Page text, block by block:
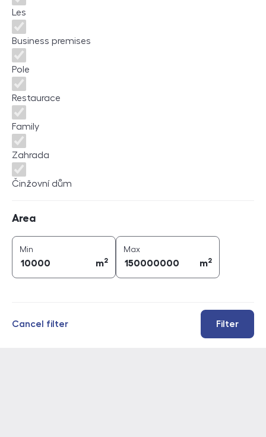
Les
Business premises
Pole
Restaurace
Family
Zahrada
Činžovní dům
Area
Min
m2
Maxarea (
m2
Filter
Cancel filter